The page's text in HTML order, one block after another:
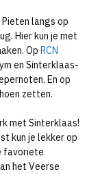
langs op
Hier kun je met
Op RCN
en Sinterklaas-
En op
zetten.
met Sinterklaas!
kun je lekker op
favoriete
het Veerse